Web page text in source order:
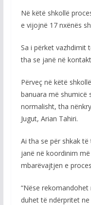
Në këtë shkollë
e vijojnë 17 nxënës
Sa i përket vazhdimit
tha se janë në
Përveç në këtë
banuara më shumicë
normalisht, tha
Jugut, Arian Tahiri.
Ai tha se për shkak
janë në koordinim
mbarëvajtjen e
“Nëse
duhet të ndërpritet